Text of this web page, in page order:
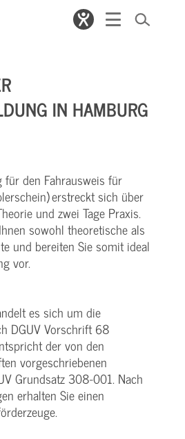
IN HAMBURG
für den Fahrausweis für
erstreckt sich über
und zwei Tage Praxis.
sowohl theoretische als
und bereiten Sie somit ideal
vor.
es sich um die
DGUV Vorschrift 68
der von den
vorgeschriebenen
Grundsatz 308-001. Nach
erhalten Sie einen